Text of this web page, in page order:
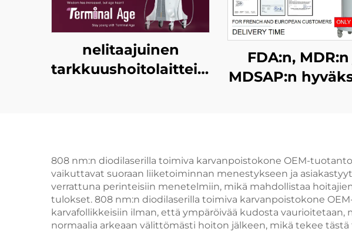
nelitaajuinen
tarkkuushoitolaitteisto
terminaalisen iän
HIFU-laite
FDA:n,
MDSAP:n
(600 W, 1200 W,
W, 3000 W),
käsipidintä,
808 nm:n diodilaserilla toimiva karvanpoistokone OEM-
vaikuttavat suoraan liiketoiminnan menestykseen ja
verrattuna perinteisiin menetelmiin, mikä mahdollistaa
tulokset. 808 nm:n diodilaserilla toimiva karvanpoistokone
karvafollikkeisiin ilman, että ympäröivää kudosta
normaalia arkeaan välittömästi hoiton jälkeen, mikä tekee